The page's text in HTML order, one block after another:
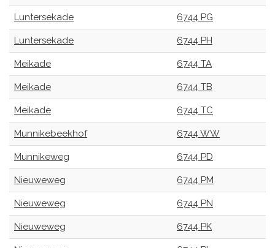
Luntersekade 6744 PG
Luntersekade 6744 PH
Meikade 6744 TA
Meikade 6744 TB
Meikade 6744 TC
Munnikebeekhof 6744 WW
Munnikeweg 6744 PD
Nieuweweg 6744 PM
Nieuweweg 6744 PN
Nieuweweg 6744 PK